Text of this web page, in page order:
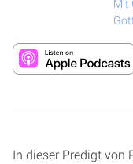
Mit
In dieser Predigt von